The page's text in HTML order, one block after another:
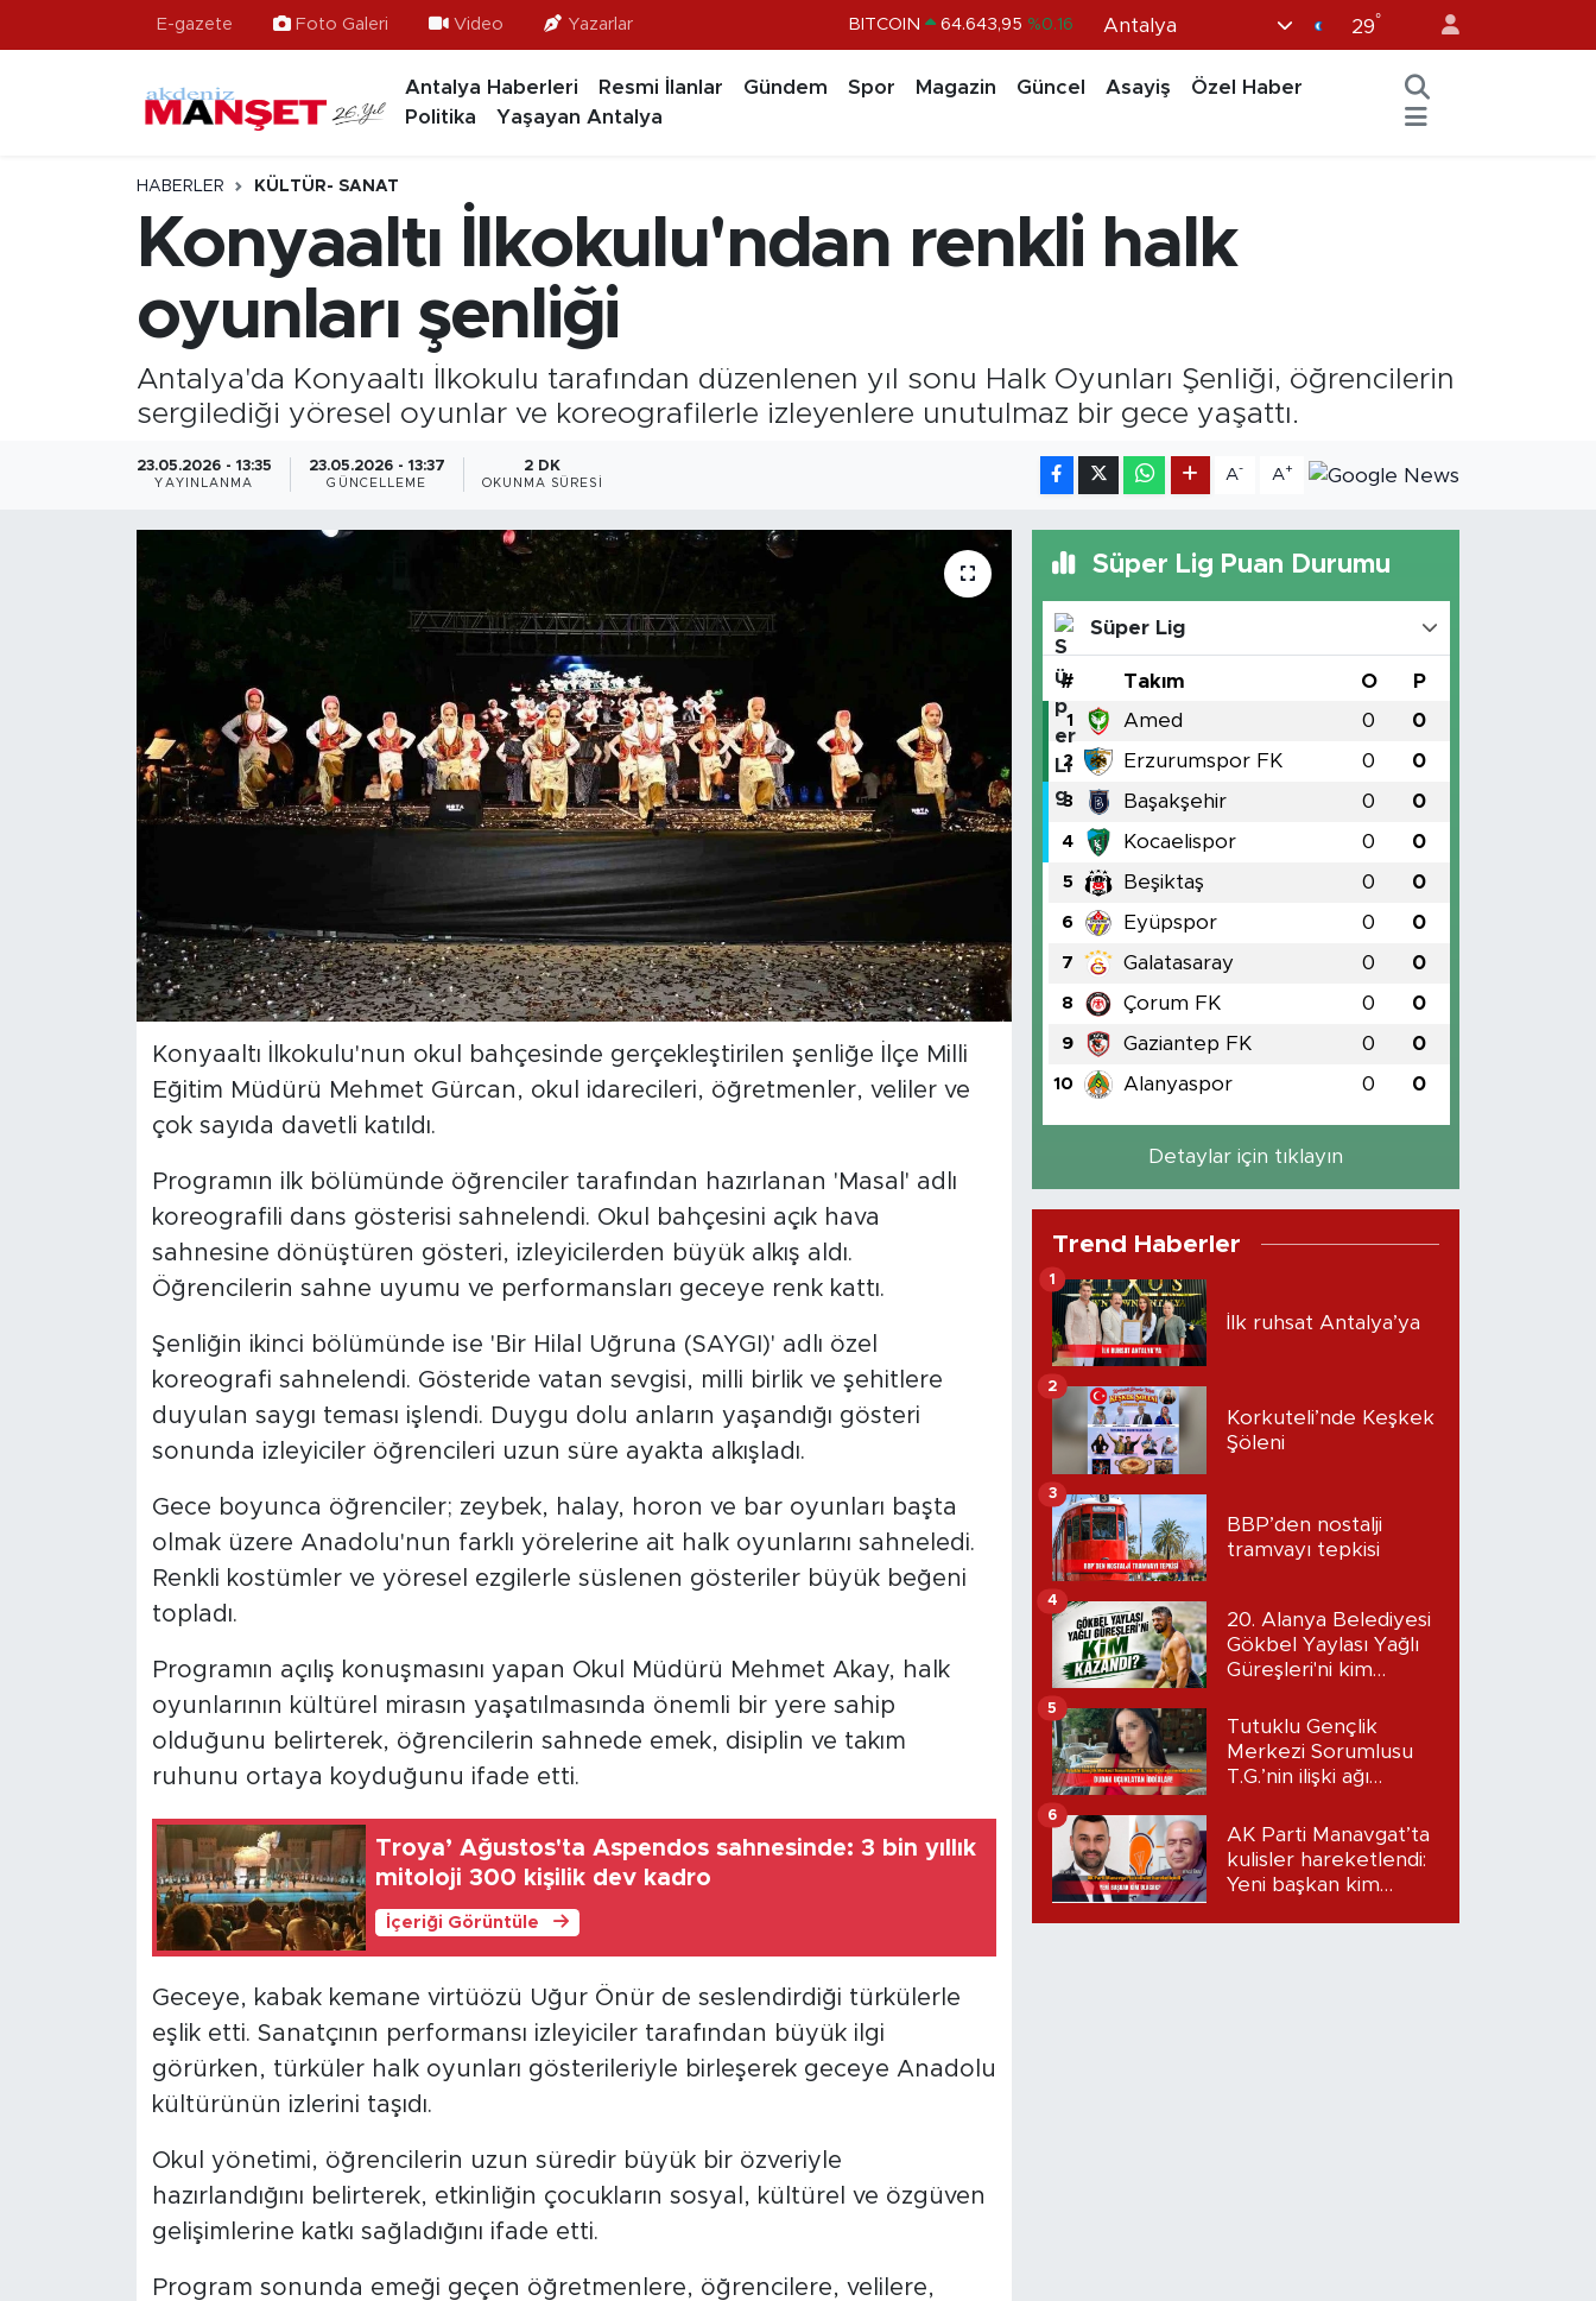
E-gazete Foto Galeri Video Yazarlar DOLAR 47,6006 %0.06
BITCOIN 64.643,95 %0.16
Antalya 29°
Antalya Haberleri Resmi İlanlar Gündem Spor Magazin Güncel Asayiş
Özel Haber
Politika
Yaşayan Antalya
HABERLER KÜLTÜR- SANAT
Konyaaltı İlkokulu'ndan renkli halk
oyunları şenliği
Antalya'da Konyaaltı İlkokulu tarafından düzenlenen yıl sonu Halk Oyunları Şenliği, öğrencilerin
sergilediği yöresel oyunlar ve koreografilerle izleyenlere unutulmaz bir gece yaşattı.
23.05.2026 - 13:35
YAYINLANMA
23.05.2026 - 13:37
GÜNCELLEME
2 DK
OKUNMA SÜRESI
A- A+
Konyaaltı İlkokulu'nun okul bahçesinde gerçekleştirilen şenliğe İlçe Milli
Eğitim Müdürü Mehmet Gürcan, okul idarecileri, öğretmenler, veliler ve
çok sayıda davetli katıldı.
Programın ilk bölümünde öğrenciler tarafından hazırlanan 'Masal' adlı
koreografili dans gösterisi sahnelendi. Okul bahçesini açık hava
sahnesine dönüştüren gösteri, izleyicilerden büyük alkış aldı.
Öğrencilerin sahne uyumu ve performansları geceye renk kattı.
Şenliğin ikinci bölümünde ise 'Bir Hilal Uğruna (SAYGI)' adlı özel
koreografi sahnelendi. Gösteride vatan sevgisi, milli birlik ve şehitlere
duyulan saygı teması işlendi. Duygu dolu anların yaşandığı gösteri
sonunda izleyiciler öğrencileri uzun süre ayakta alkışladı.
Gece boyunca öğrenciler; zeybek, halay, horon ve bar oyunları başta
olmak üzere Anadolu'nun farklı yörelerine ait halk oyunlarını sahneledi.
Renkli kostümler ve yöresel ezgilerle süslenen gösteriler büyük beğeni
topladı.
Programın açılış konuşmasını yapan Okul Müdürü Mehmet Akay, halk
oyunlarının kültürel mirasın yaşatılmasında önemli bir yere sahip
olduğunu belirterek, öğrencilerin sahnede emek, disiplin ve takım
ruhunu ortaya koyduğunu ifade etti.
Troya’ Ağustos'ta Aspendos sahnesinde: 3 bin yıllık
mitoloji 300 kişilik dev kadro
İçeriği Görüntüle
Geceye, kabak kemane virtüözü Uğur Önür de seslendirdiği türkülerle
eşlik etti. Sanatçının performansı izleyiciler tarafından büyük ilgi
görürken, türküler halk oyunları gösterileriyle birleşerek geceye Anadolu
kültürünün izlerini taşıdı.
Okul yönetimi, öğrencilerin uzun süredir büyük bir özveriyle
hazırlandığını belirterek, etkinliğin çocukların sosyal, kültürel ve özgüven
gelişimlerine katkı sağladığını ifade etti.
Program sonunda emeği geçen öğretmenlere, öğrencilere, velilere,
Süper Lig Puan Durumu
Süper Lig
# Takım O P
1 Amed 0 0
2 Erzurumspor FK 0 0
3 Başakşehir 0 0
4 Kocaelispor 0 0
5 Beşiktaş 0 0
6 Eyüpspor 0 0
7 Galatasaray 0 0
8 Çorum FK 0 0
9 Gaziantep FK 0 0
10 Alanyaspor 0 0
Detaylar için tıklayın
Trend Haberler
İlk ruhsat Antalya’ya
1
Korkuteli’nde Keşkek
Şöleni
2
BBP’den nostalji
tramvayı tepkisi
3
20. Alanya Belediyesi
Gökbel Yaylası Yağlı
Güreşleri'ni kim
4
Tutuklu Gençlik
Merkezi Sorumlusu
T.G.’nin ilişki ağı
Dudak uçuklatan
iddialar!
5
AK Parti Manavgat’ta
kulisler hareketlendi:
Yeni başkan kim
6
Ekonomi
Gündem
Resmi İlanlar
Turizm
Hava Durumu
Tüm Manşetler
Son Dakika Haberleri
Haber Arşivi